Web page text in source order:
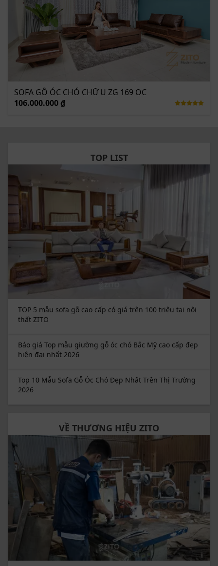
Khách hàng tại tỉnh Vĩnh Phúc đã lựa chọn bộ
sofa chữ U ZG 160 cho ngôi biệt thự mới gia đình
mình.
Hành trình bộ sofa gỗ óc chó chữ U ZG 160 đến với
khách hàng tại tỉnh Phú Yên
SOFA GỖ ÓC CHÓ CHỮ U ZG 169 OC
106.000.000 ₫
TOP LIST
TOP 5 mẫu sofa gỗ cao cấp có giá trên 100 triệu tại nội
thất ZITO
Báo giá Top mẫu giường gỗ óc chó Bắc Mỹ cao cấp đẹp
hiện đại nhất 2026
Top 10 Mẫu Sofa Gỗ Óc Chó Đẹp Nhất Trên Thị Trường
2026
VỀ THƯƠNG HIỆU ZITO